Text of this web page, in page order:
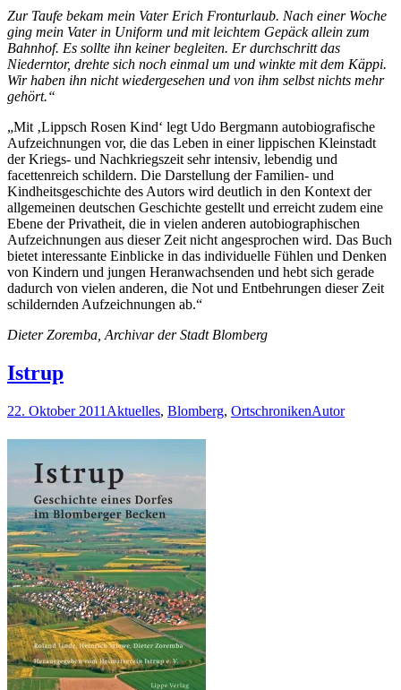
Zur Taufe bekam mein Vater Erich Fronturlaub. Nach einer Woche
ging mein Vater in Uniform und mit leichtem Gepäck allein zum
Bahnhof. Es sollte ihn keiner begleiten. Er durchschritt das
Niederntor, drehte sich noch einmal um und winkte mit dem Käppi.
Wir haben ihn nicht wiedergesehen und von ihm selbst nichts mehr
gehört.“
„Mit ‚Lippsch Rosen Kind‘ legt Udo Bergmann autobiografische
Aufzeichnungen vor, die das Leben in einer lippischen Kleinstadt
der Kriegs- und Nachkriegszeit sehr intensiv, lebendig und
facettenreich schildern. Die Darstellung der Familien- und
Kindheitsgeschichte des Autors wird deutlich in den Kontext der
allgemeinen deutschen Geschichte gestellt und erreicht zudem eine
Ebene der Privatheit, die in vielen anderen autobiographischen
Aufzeichnungen aus dieser Zeit nicht angesprochen wird. Das Buch
bietet interessante Einblicke in das individuelle Fühlen und Denken
von Kindern und jungen Heranwachsenden und hebt sich gerade
dadurch von vielen anderen, die Not und Entbehrungen dieser Zeit
schildernden Aufzeichnungen ab.“
Dieter Zoremba, Archivar der Stadt Blomberg
Istrup
22. Oktober 2011 Aktuelles, Blomberg, OrtschronikenAutor